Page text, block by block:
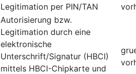
Legitimation per PIN/TAN
Autorisierung bzw.
Legitimation durch eine
elektronische
Unterschrift/Signatur (HBCI)
mittels HBCI-Chipkarte und